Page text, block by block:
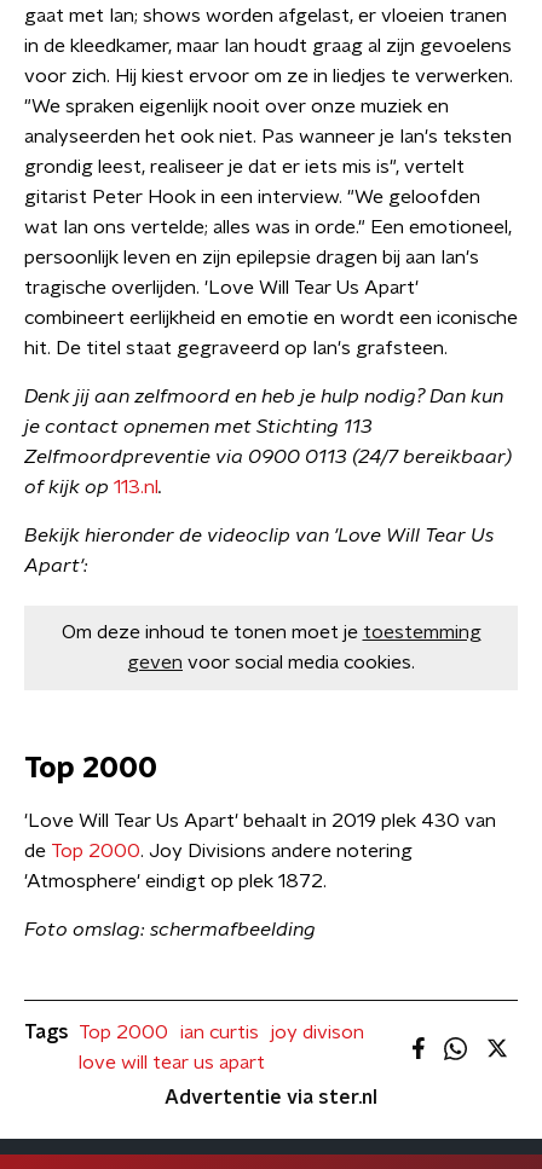
gaat met Ian; shows worden afgelast, er vloeien tranen
in de kleedkamer, maar Ian houdt graag al zijn gevoelens
voor zich. Hij kiest ervoor om ze in liedjes te verwerken.
"We spraken eigenlijk nooit over onze muziek en
analyseerden het ook niet. Pas wanneer je Ian's teksten
grondig leest, realiseer je dat er iets mis is", vertelt
gitarist Peter Hook in een interview. "We geloofden
wat Ian ons vertelde; alles was in orde." Een emotioneel,
persoonlijk leven en zijn epilepsie dragen bij aan Ian's
tragische overlijden. 'Love Will Tear Us Apart'
combineert eerlijkheid en emotie en wordt een iconische
hit. De titel staat gegraveerd op Ian's grafsteen.
Denk jij aan zelfmoord en heb je hulp nodig? Dan kun
je contact opnemen met Stichting 113
Zelfmoordpreventie via 0900 0113 (24/7 bereikbaar)
of kijk op 113.nl .
Bekijk hieronder de videoclip van 'Love Will Tear Us
Apart':
Om deze inhoud te tonen moet je toestemming
geven voor social media cookies.
Top 2000
'Love Will Tear Us Apart' behaalt in 2019 plek 430 van
de Top 2000. Joy Divisions andere notering
'Atmosphere' eindigt op plek 1872.
Foto omslag: schermafbeelding
Tags Top 2000 ian curtis
joy divison
love will tear us apart
Advertentie via ster.nl